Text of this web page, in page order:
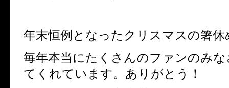
年末恒例となったクリスマスの箸休
毎年本当にたくさんのファンのみ
てくれています。ありがとう！